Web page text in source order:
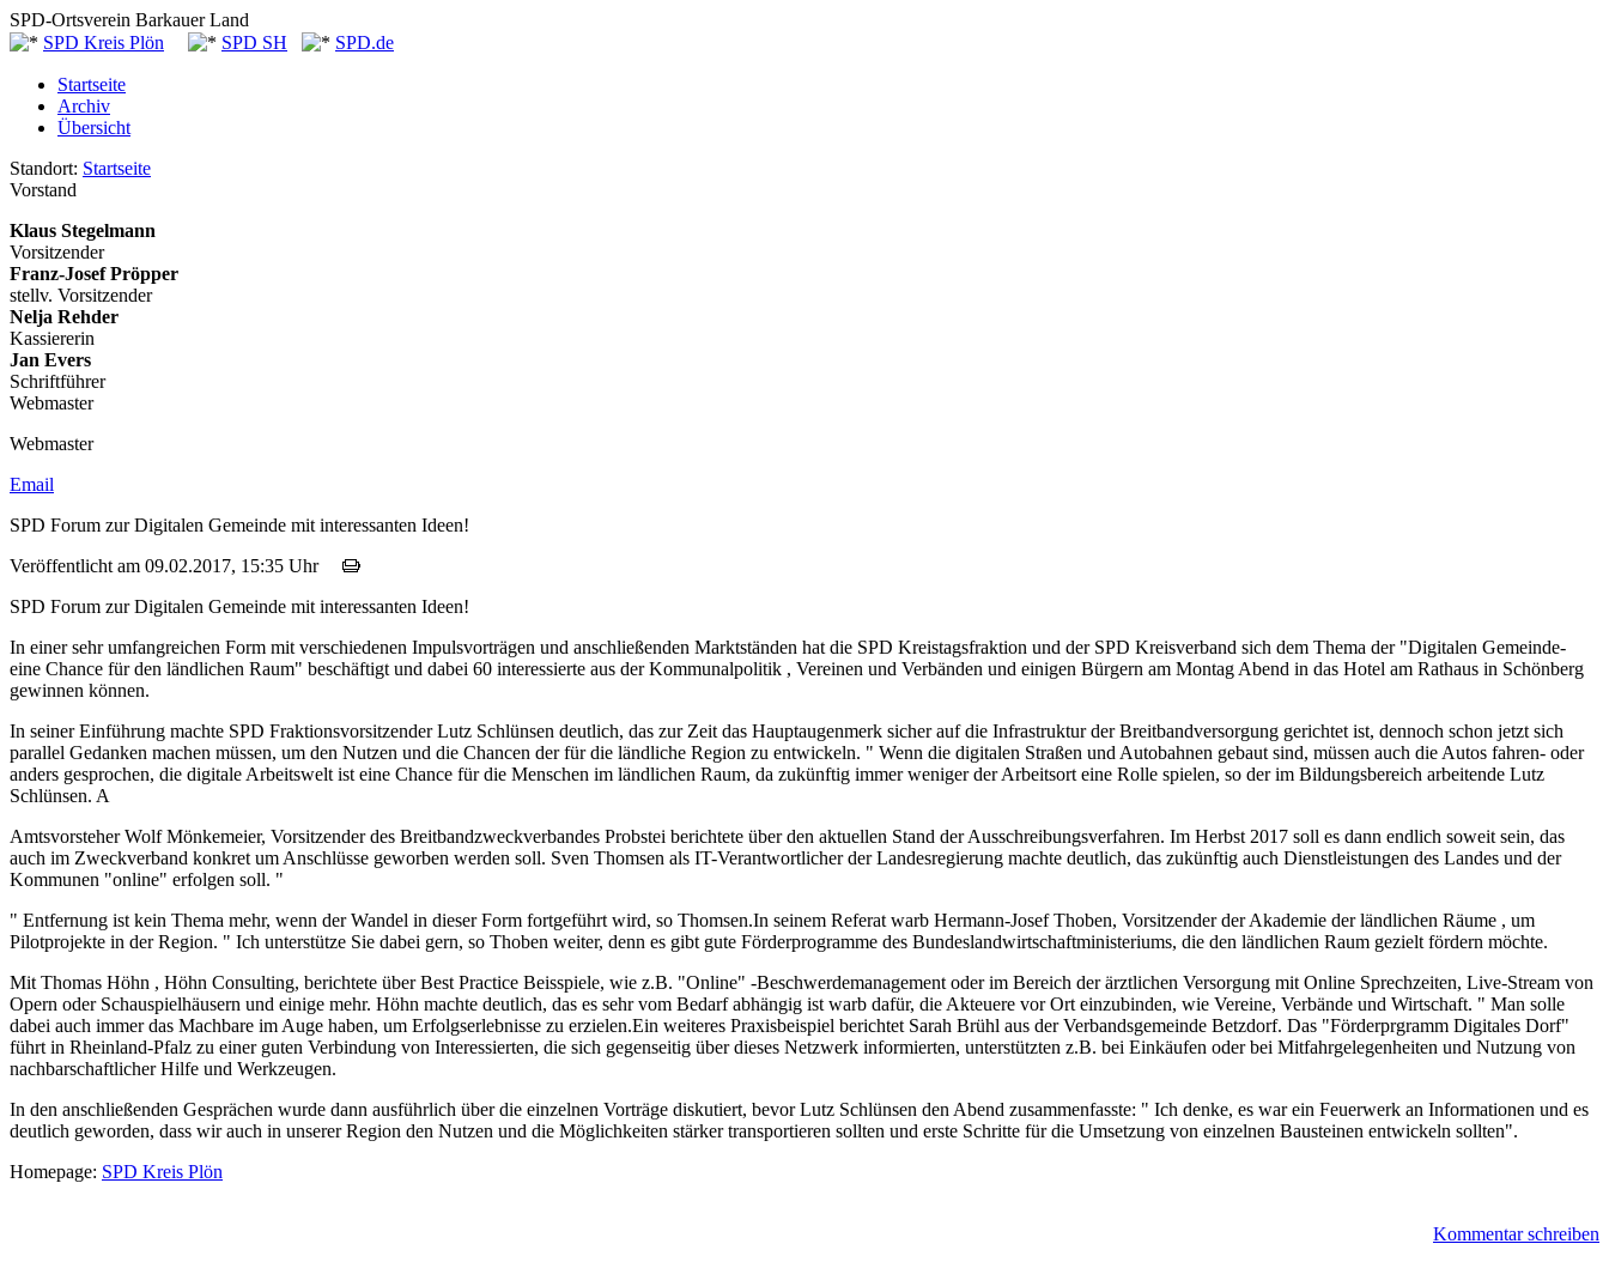
SPD-Ortsverein Barkauer Land
SPD Kreis Plön
SPD SH SPD.de
Startseite
Archiv
Übersicht
Standort: Startseite
Vorstand
Klaus Stegelmann
Vorsitzender
Franz-Josef Pröpper
stellv. Vorsitzender
Nelja Rehder
Kassiererin
Jan Evers
Schriftführer
Webmaster
Webmaster
Email
SPD Forum zur Digitalen Gemeinde mit interessanten Ideen!
Veröffentlicht am 09.02.2017, 15:35 Uhr
SPD Forum zur Digitalen Gemeinde mit interessanten Ideen!
In einer sehr umfangreichen Form mit verschiedenen Impulsvorträgen und anschließenden Marktständen hat die SPD Kreistagsfraktion und der SPD Kreisverband sich dem Thema der "Digitalen Gemeinde-
eine Chance für den ländlichen Raum" beschäftigt und dabei 60 interessierte aus der Kommunalpolitik , Vereinen und Verbänden und einigen Bürgern am Montag Abend in das Hotel am Rathaus in Schönberg
gewinnen können.
In seiner Einführung machte SPD Fraktionsvorsitzender Lutz Schlünsen deutlich, das zur Zeit das Hauptaugenmerk sicher auf die Infrastruktur der Breitbandversorgung gerichtet ist, dennoch schon jetzt sich
parallel Gedanken machen müssen, um den Nutzen und die Chancen der für die ländliche Region zu entwickeln. " Wenn die digitalen Straßen und Autobahnen gebaut sind, müssen auch die Autos fahren- oder
anders gesprochen, die digitale Arbeitswelt ist eine Chance für die Menschen im ländlichen Raum, da zukünftig immer weniger der Arbeitsort eine Rolle spielen, so der im Bildungsbereich arbeitende Lutz
Schlünsen. A
Amtsvorsteher Wolf Mönkemeier, Vorsitzender des Breitbandzweckverbandes Probstei berichtete über den aktuellen Stand der Ausschreibungsverfahren. Im Herbst 2017 soll es dann endlich soweit sein, das
auch im Zweckverband konkret um Anschlüsse geworben werden soll. Sven Thomsen als IT-Verantwortlicher der Landesregierung machte deutlich, das zukünftig auch Dienstleistungen des Landes und der
Kommunen "online" erfolgen soll. "
" Entfernung ist kein Thema mehr, wenn der Wandel in dieser Form fortgeführt wird, so Thomsen.In seinem Referat warb Hermann-Josef Thoben, Vorsitzender der Akademie der ländlichen Räume , um
Pilotprojekte in der Region. " Ich unterstütze Sie dabei gern, so Thoben weiter, denn es gibt gute Förderprogramme des Bundeslandwirtschaftministeriums, die den ländlichen Raum gezielt fördern möchte.
Mit Thomas Höhn , Höhn Consulting, berichtete über Best Practice Beisspiele, wie z.B. "Online" -Beschwerdemanagement oder im Bereich der ärztlichen Versorgung mit Online Sprechzeiten, Live-Stream von
Opern oder Schauspielhäusern und einige mehr. Höhn machte deutlich, das es sehr vom Bedarf abhängig ist warb dafür, die Akteuere vor Ort einzubinden, wie Vereine, Verbände und Wirtschaft. " Man solle
dabei auch immer das Machbare im Auge haben, um Erfolgserlebnisse zu erzielen.Ein weiteres Praxisbeispiel berichtet Sarah Brühl aus der Verbandsgemeinde Betzdorf. Das "Förderprgramm Digitales Dorf"
führt in Rheinland-Pfalz zu einer guten Verbindung von Interessierten, die sich gegenseitig über dieses Netzwerk informierten, unterstützten z.B. bei Einkäufen oder bei Mitfahrgelegenheiten und Nutzung von
nachbarschaftlicher Hilfe und Werkzeugen.
In den anschließenden Gesprächen wurde dann ausführlich über die einzelnen Vorträge diskutiert, bevor Lutz Schlünsen den Abend zusammenfasste: " Ich denke, es war ein Feuerwerk an Informationen und es
deutlich geworden, dass wir auch in unserer Region den Nutzen und die Möglichkeiten stärker transportieren sollten und erste Schritte für die Umsetzung von einzelnen Bausteinen entwickeln sollten".
Homepage: SPD Kreis Plön
Kommentar schreiben